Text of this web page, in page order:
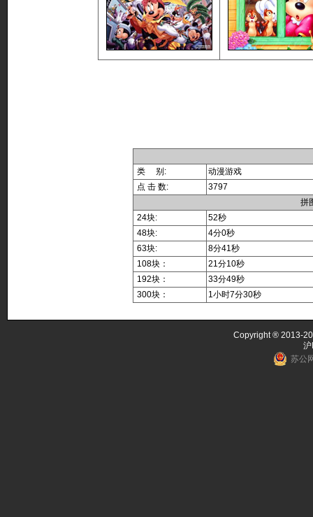
类 别:
动漫游戏
点 击 数:
3797
拼
24块:
52秒
48块:
4分0秒
63块:
8分41秒
108块：
21分10秒
192块：
33分49秒
300块：
1小时7分30秒
Copyright ® 2013-
苏公